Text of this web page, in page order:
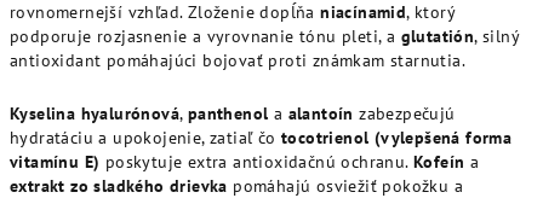
rovnomernejší vzhľad. Zloženie dopĺňaniacínamid, ktorý
podporuje rozjasnenie a vyrovnanie tónu pleti, a glutatión, silný
antioxidant pomáhajúci bojovať proti známkam starnutia.
Kyselina hyalurónová, panthenol a alantoín zabezpečujú
hydratáciu a upokojenie, zatiaľ čo tocotrienol (vylepšená forma
vitamínu E) poskytuje extra antioxidačnú ochranu.Kofeín a
extrakt zo sladkého drievka pomáhajú osviežiť pokožku a